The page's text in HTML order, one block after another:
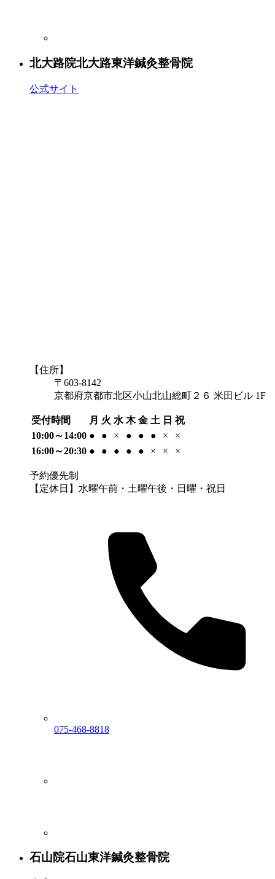
北大路院北大路東洋鍼灸整骨院
公式サイト
【住所】
〒603-8142
京都府京都市北区小山北山総町２６ 米田ビル 1F
受付時間 月 火 水 木 金 土 日 祝
10:00～14:00 ● ● × ● ● ● ×
×
16:00～20:30 ● ● ● ● ● × × ×
予約優先制
【定休日】水曜午前・土曜午後・日曜・祝日
075-468-8818
石山院石山東洋鍼灸整骨院